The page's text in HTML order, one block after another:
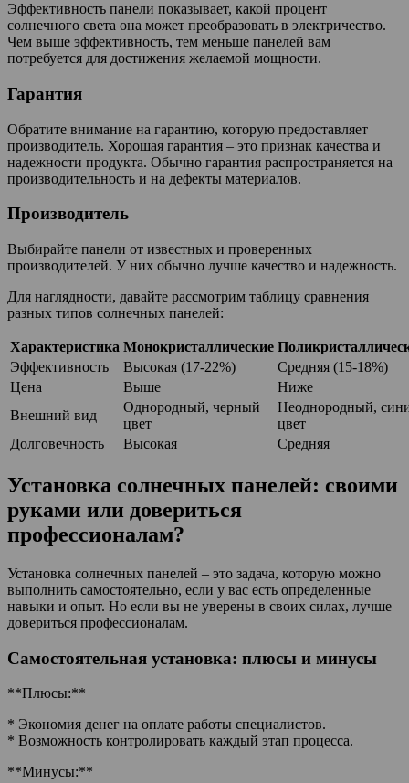
Эффективность панели показывает, какой процент
солнечного света она может преобразовать в электричество.
Чем выше эффективность, тем меньше панелей вам
потребуется для достижения желаемой мощности.
Гарантия
Обратите внимание на гарантию, которую предоставляет
производитель. Хорошая гарантия – это признак качества и
надежности продукта. Обычно гарантия распространяется на
производительность и на дефекты материалов.
Производитель
Выбирайте панели от известных и проверенных
производителей. У них обычно лучше качество и надежность.
Для наглядности, давайте рассмотрим таблицу сравнения
разных типов солнечных панелей:
Характеристика Монокристаллические
Эффективность
Высокая (17-22%)
Средняя (15-18%)
Цена
Выше
Ниже
Внешний вид
Однородный, черный
цвет
Неоднородный,
цвет
Долговечность
Высокая Средняя
Установка солнечных панелей: своими
руками или довериться
профессионалам?
Установка солнечных панелей – это задача, которую можно
выполнить самостоятельно, если у вас есть определенные
навыки и опыт. Но если вы не уверены в своих силах, лучше
довериться профессионалам.
Самостоятельная установка: плюсы и минусы
**Плюсы:**
* Экономия денег на оплате работы специалистов.
* Возможность контролировать каждый этап процесса.
**Минусы:**